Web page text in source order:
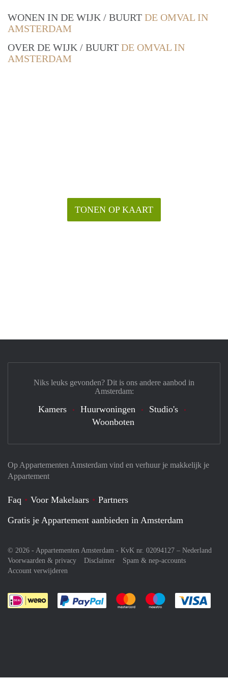
WONEN IN DE WIJK / BUURT DE OMVAL IN
AMSTERDAM
OVER DE WIJK / BUURT DE OMVAL IN
AMSTERDAM
TONEN OP KAART
Op Appartementen Amsterdam vind en verhuur je makkelijk je
Appartement
Faq Voor Makelaars
Partners
Gratis je Appartement aanbieden in Amsterdam
© 2026 - Appartementen Amsterdam - KvK nr. 02094127 – Nederland
Voorwaarden & privacy
Disclaimer
Spam & nep-accounts
Account verwijderen
Je rekent gemakkelijk af met Paypal
Je rekent gemakkelijk af met
Je rekent
Niks leuks gevonden? Dit is ons andere aanbod in
Amsterdam:
Kamers Huurwoningen
Studio's
Woonboten